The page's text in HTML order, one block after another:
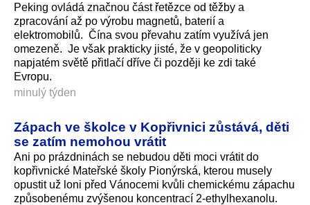
Peking ovládá značnou část řetězce od těžby a
zpracování až po výrobu magnetů, baterií a
elektromobilů. Čína svou převahu zatím využívá jen
omezeně. Je však prakticky jisté, že v geopoliticky
napjatém světě přitlačí dříve či později ke zdi také
Evropu.
minulý týden
Zápach ve školce v Kopřivnici zůstává, děti
se zatím nemohou vrátit
Ani po prázdninách se nebudou děti moci vrátit do
kopřivnické Mateřské školy Pionýrská, kterou musely
opustit už loni před Vánocemi kvůli chemickému zápachu
způsobenému zvýšenou koncentrací 2-ethylhexanolu.